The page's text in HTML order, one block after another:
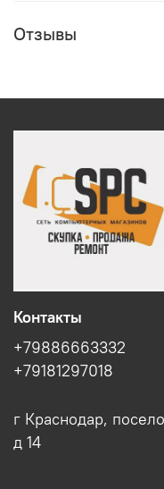
Отзывы
Контакты
+79886663332
+79181297018
г Краснодар,
д 14